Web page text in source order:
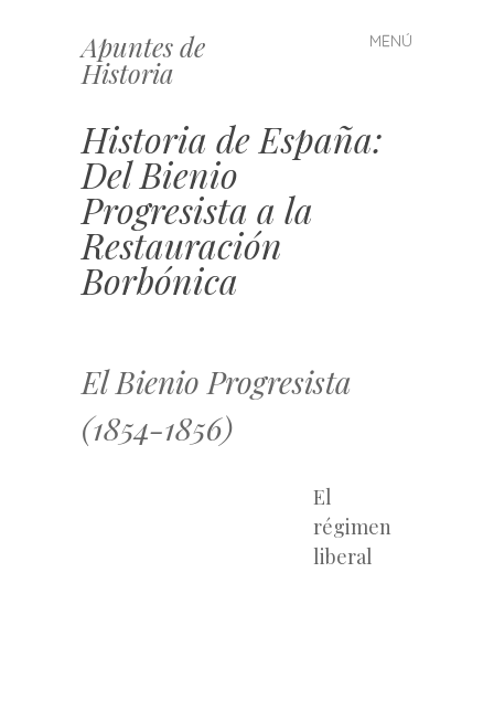
Apuntes de
Historia
MENÚ
Saltar
al
Historia de España:
Del Bienio
Progresista a la
Restauración
Borbónica
El Bienio Progresista
(1854-1856)
El
régimen
liberal